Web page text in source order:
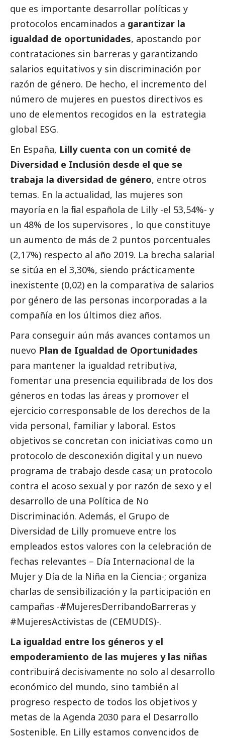
que es importante desarrollar políticas y
protocolos encaminados a garantizar la
igualdad de oportunidades, apostando por
contrataciones sin barreras y garantizando
salarios equitativos y sin discriminación por
razón de género. De hecho, el incremento del
número de mujeres en puestos directivos es
uno de elementos recogidos en la estrategia
global ESG.
En España, Lilly cuenta con un comité de
Diversidad e Inclusión desde el que se
trabaja la diversidad de género, entre otros
temas. En la actualidad, las mujeres son
mayoría en la filial española de Lilly -el 53,54%- y
un 48% de los supervisores , lo que constituye
un aumento de más de 2 puntos porcentuales
(2,17%) respecto al año 2019. La brecha salarial
se sitúa en el 3,30%, siendo prácticamente
inexistente (0,02) en la comparativa de salarios
por género de las personas incorporadas a la
compañía en los últimos diez años.
Para conseguir aún más avances contamos un
nuevo Plan de Igualdad de Oportunidades
para mantener la igualdad retributiva,
fomentar una presencia equilibrada de los dos
géneros en todas las áreas y promover el
ejercicio corresponsable de los derechos de la
vida personal, familiar y laboral. Estos
objetivos se concretan con iniciativas como un
protocolo de desconexión digital y un nuevo
programa de trabajo desde casa; un protocolo
contra el acoso sexual y por razón de sexo y el
desarrollo de una Política de No
Discriminación. Además, el Grupo de
Diversidad de Lilly promueve entre los
empleados estos valores con la celebración de
fechas relevantes – Día Internacional de la
Mujer y Día de la Niña en la Ciencia-; organiza
charlas de sensibilización y la participación en
campañas -#MujeresDerribandoBarreras y
#MujeresActivistas de (CEMUDIS)-.
La igualdad entre los géneros y el
empoderamiento de las mujeres y las niñas
contribuirá decisivamente no solo al desarrollo
económico del mundo, sino también al
progreso respecto de todos los objetivos y
metas de la Agenda 2030 para el Desarrollo
Sostenible. En Lilly estamos convencidos de